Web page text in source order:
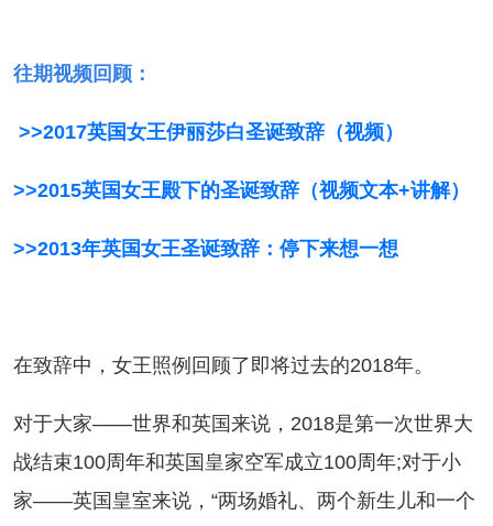
视频回顾：
>>2017英国女王伊丽莎白圣诞致辞（视频）
>>2015英国女王殿下的圣诞致辞（视频文本+讲解）
>>2013年英国女王圣诞致辞：停下来想一想
辞中，女王照例回顾了即将过去的2018年。
大家——世界和英国来说，2018是第一次世界大
战结束100周年和英国皇家空军成立100周年;对于小
家——英国皇室来说，“两场婚礼、两个新生儿和一个